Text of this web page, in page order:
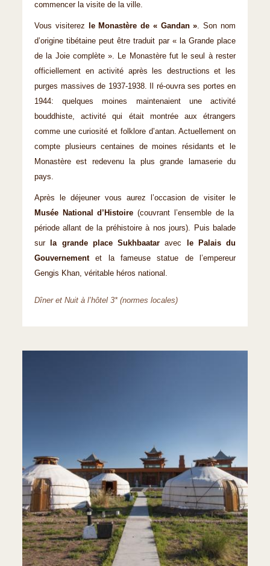
commencer la visite de la ville.
Vous visiterez le Monastère de « Gandan ». Son nom
d’origine tibétaine peut être traduit par « la Grande place
de la Joie complète ». Le Monastère fut le seul à rester
officiellement en activité après les destructions et les
purges massives de 1937-1938. Il ré-ouvra ses portes en
1944: quelques moines maintenaient une activité
bouddhiste, activité qui était montrée aux étrangers
comme une curiosité et folklore d’antan. Actuellement on
compte plusieurs centaines de moines résidants et le
Monastère est redevenu la plus grande lamaserie du
pays.
Après le déjeuner vous aurez l’occasion de visiter le
Musée National d’Histoire(couvrant l’ensemble de la
période allant de la préhistoire à nos jours). Puis balade
sur
la grande place Sukhbaatar avec le Palais du
Gouvernementet la fameuse statue de l’empereur
Gengis Khan, véritable héros national.
Dîner et Nuit à l’hôtel 3* (normes locales)